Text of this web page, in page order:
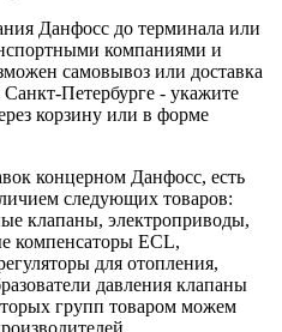
Данфосс до терминала или
компаниями и
самовывоз или доставка
Санкт-Петербурге - укажите
корзину или в форме
концерном Данфосс, есть
следующих товаров:
клапаны, электроприводы,
компенсаторы ECL,
для отопления,
давления клапаны
групп товаром можем